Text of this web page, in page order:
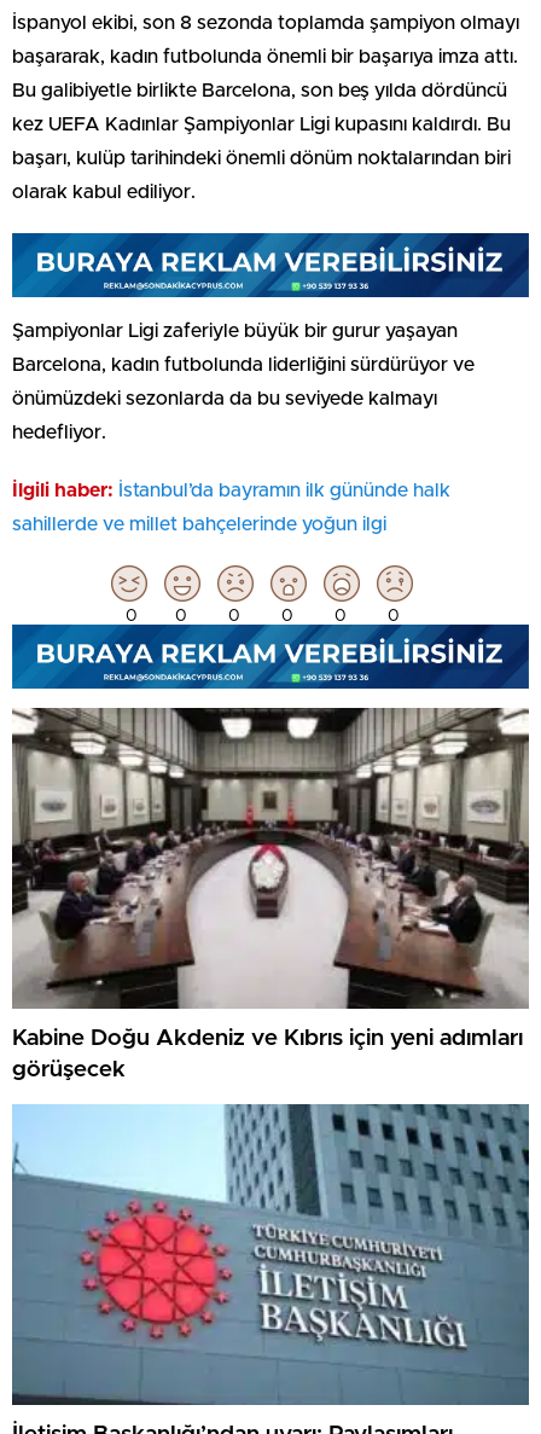
İspanyol ekibi, son 8 sezonda toplamda şampiyon olmayı
başararak, kadın futbolunda önemli bir başarıya imza attı.
Bu galibiyetle birlikte Barcelona, son beş yılda dördüncü
kez UEFA Kadınlar Şampiyonlar Ligi kupasını kaldırdı. Bu
başarı, kulüp tarihindeki önemli dönüm noktalarından biri
olarak kabul ediliyor.
Şampiyonlar Ligi zaferiyle büyük bir gurur yaşayan
Barcelona, kadın futbolunda liderliğini sürdürüyor ve
önümüzdeki sezonlarda da bu seviyede kalmayı
hedefliyor.
İlgili haber: İstanbul’da bayramın ilk gününde halk
sahillerde ve millet bahçelerinde yoğun ilgi
0 0 0 0 0 0
Kabine Doğu Akdeniz ve Kıbrıs için yeni adımları
görüşecek